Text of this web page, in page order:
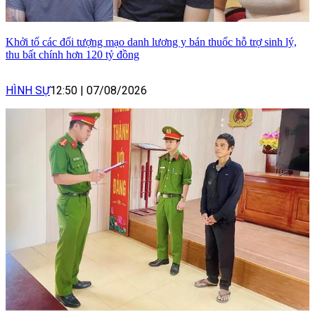
Khởi tố các đối tượng mạo danh lương y bán thuốc hỗ trợ sinh lý,
thu bất chính hơn 120 tỷ đồng
HÌNH SỰ12:50 | 07/08/2026